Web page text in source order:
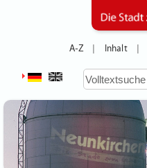
A-Z Inhalt